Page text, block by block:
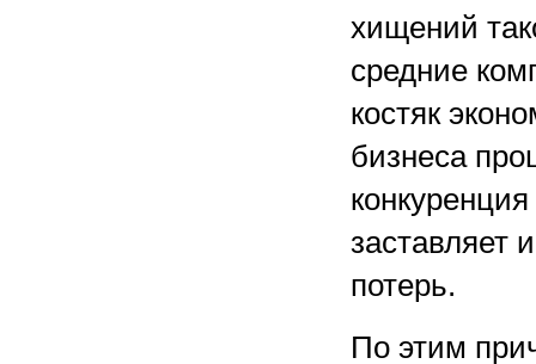
хищений
средние
костяк
бизнеса
заставляет
потерь.
По этим